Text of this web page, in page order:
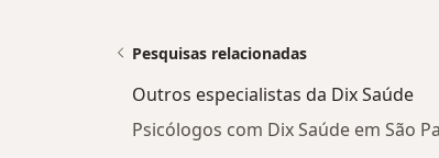
Pesquisas relacionadas
Outros especialistas da Dix Saúde
Psicólogos com Dix Saúde em São